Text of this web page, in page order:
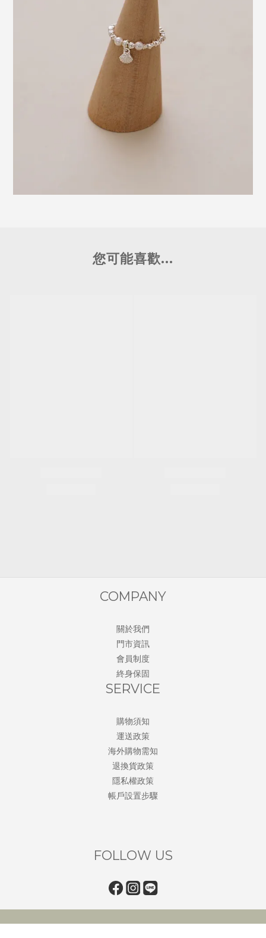
您可能喜歡...
COMPANY
關於我們
門市資訊
會員制度
終身保固
SERVICE
購物須知
運送政策
海外購物需知
退換貨政策
隱私權政策
帳戶設置步驟
FOLLOW US